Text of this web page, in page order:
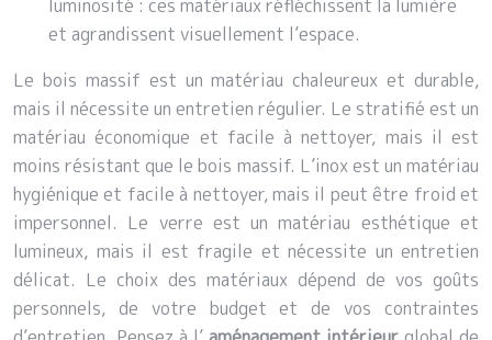
luminosité : ces matériaux réfléchissent la lumière
et agrandissent visuellement l’espace.
Le bois massif est un matériau chaleureux et durable,
mais il nécessite un entretien régulier. Le stratifié est un
matériau économique et facile à nettoyer, mais il est
moins résistant que le bois massif. L’inox est un matériau
hygiénique et facile à nettoyer, mais il peut être froid et
impersonnel. Le verre est un matériau esthétique et
lumineux, mais il est fragile et nécessite un entretien
délicat. Le choix des matériaux dépend de vos goûts
personnels, de votre budget et de vos contraintes